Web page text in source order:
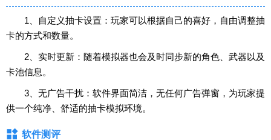
1、自定义抽卡设置：玩家可以根据自己的喜好，自由调整抽
卡的方式和数量。
2、实时更新：随着模拟器也会及时同步新的角色、武器以及
卡池信息。
3、无广告干扰：软件界面简洁，无任何广告弹窗，为玩家提
供一个纯净、舒适的抽卡模拟环境。
软件测评